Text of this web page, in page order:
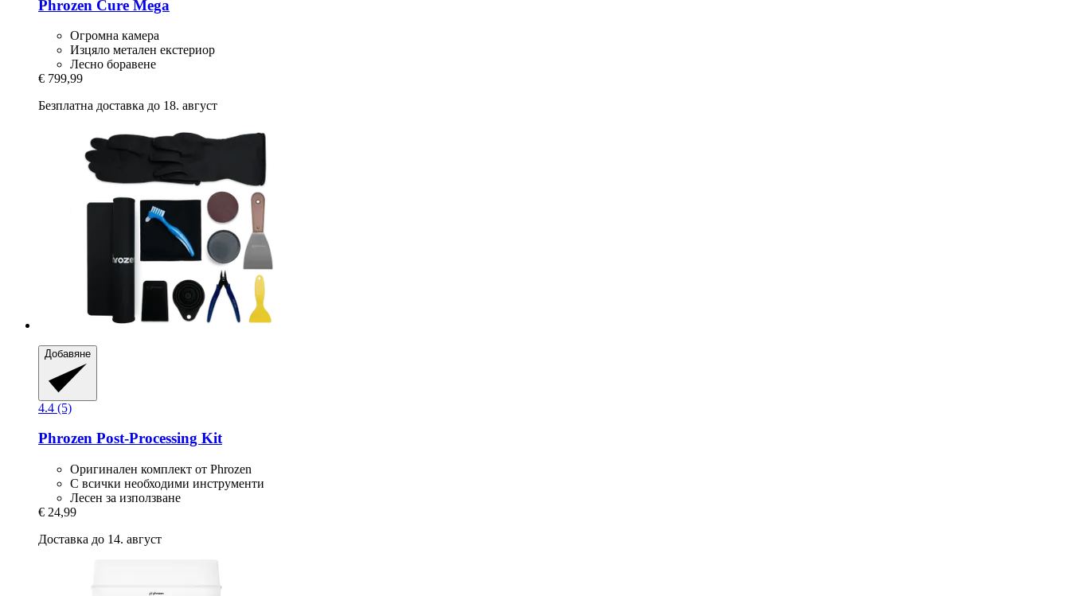
Phrozen Cure Mega
Огромна камера
Изцяло метален екстериор
Лесно боравене
€ 799,99
Безплатна доставка до 18. август
Добавяне
4.4 (5)
Phrozen Post-​Processing Kit
Оригинален комплект от Phrozen
С всички необходими инструменти
Лесен за използване
€ 24,99
Доставка до 14. август